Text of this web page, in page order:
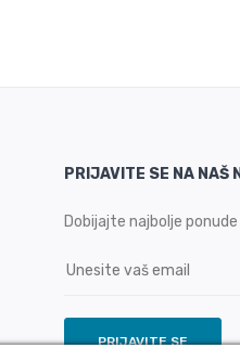
PRIJAVITE SE NA NAŠ
Dobijajte najbolje ponude
PRIJAVITE SE